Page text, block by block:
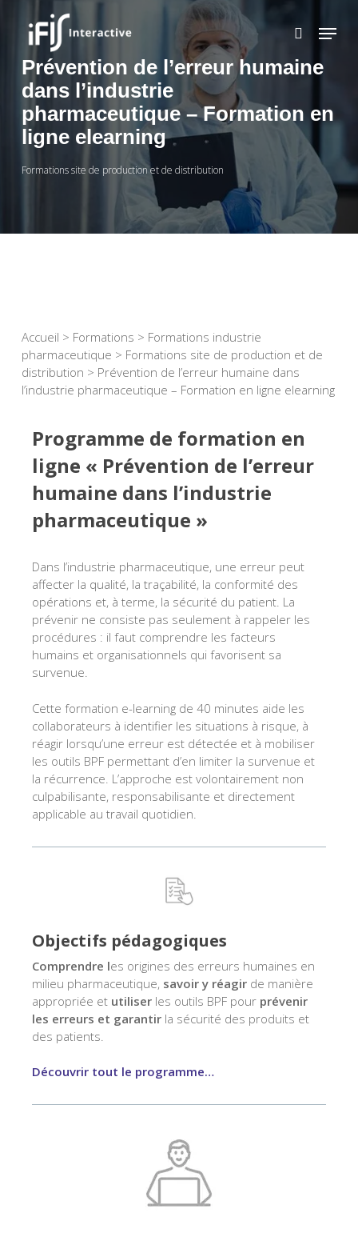
content
Prévention de l’erreur humaine
dans l’industrie
pharmaceutique – Formation en
ligne elearning
Formations site de production et de distribution
Accueil > Formations > Formations industrie
pharmaceutique > Formations site de production et de
distribution > Prévention de l’erreur humaine dans
l’industrie pharmaceutique – Formation en ligne elearning
Programme de formation en
ligne « Prévention de l’erreur
humaine dans l’industrie
pharmaceutique »
Dans l’industrie pharmaceutique, une erreur peut
affecter la qualité, la traçabilité, la conformité des
opérations et, à terme, la sécurité du patient. La
prévenir ne consiste pas seulement à rappeler les
procédures : il faut comprendre les facteurs
humains et organisationnels qui favorisent sa
survenue.
Cette formation e-learning de 40 minutes aide les
collaborateurs à identifier les situations à risque, à
réagir lorsqu’une erreur est détectée et à mobiliser
les outils BPF permettant d’en limiter la survenue et
la récurrence. L’approche est volontairement non
culpabilisante, responsabilisante et directement
applicable au travail quotidien.
Objectifs pédagogiques
Comprendre les origines des erreurs humaines en
milieu pharmaceutique, savoir y réagir de manière
appropriée et utiliser les outils BPF pour prévenir
les erreurs et garantir la sécurité des produits et
des patients.
Découvrir tout le programme…